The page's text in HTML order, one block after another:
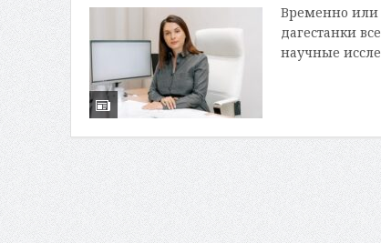
Временно или
дагестанки
научные